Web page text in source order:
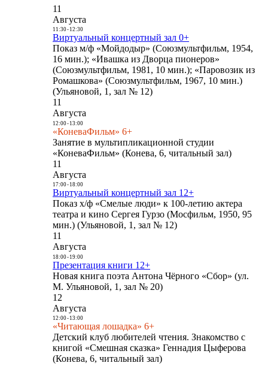
11
Августа
11:30- 12:30
Виртуальный концертный зал 0+
Показ м/ф «Мойдодыр» (Союзмультфильм, 1954,
16 мин.); «Ивашка из Дворца пионеров»
(Союзмультфильм, 1981, 10 мин.); «Паровозик из
Ромашкова» (Союзмультфильм, 1967, 10 мин.)
(Ульяновой, 1, зал № 12)
11
Августа
12:00- 13:00
«КоневаФильм» 6+
Занятие в мультипликационной студии
«КоневаФильм» (Конева, 6, читальный зал)
11
Августа
17:00- 18:00
Виртуальный концертный зал 12+
Показ х/ф «Смелые люди» к 100-летию актера
театра и кино Сергея Гурзо (Мосфильм, 1950, 95
мин.) (Ульяновой, 1, зал № 12)
11
Августа
18:00- 19:00
Презентация книги 12+
Новая книга поэта Антона Чёрного «Сбор» (ул.
М. Ульяновой, 1, зал № 20)
12
Августа
12:00- 13:00
«Читающая лошадка» 6+
Детский клуб любителей чтения. Знакомство с
книгой «Смешная сказка» Геннадия Цыферова
(Конева, 6, читальный зал)